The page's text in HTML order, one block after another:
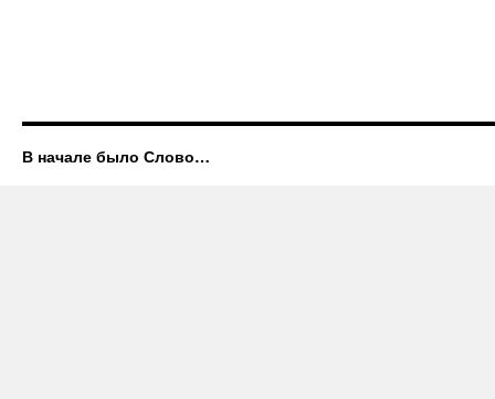
В начале было Слово…